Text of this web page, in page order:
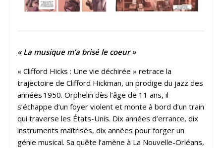
« La musique m’a brisé le coeur »
« Clifford Hicks : Une vie déchirée » retrace la
trajectoire de Clifford Hickman, un prodige du jazz des
années 1950. Orphelin dès l’âge de 11 ans, il
s’échappe d’un foyer violent et monte à bord d’un train
qui traverse les États-Unis. Dix années d’errance, dix
instruments maîtrisés, dix années pour forger un
génie musical. Sa quête l’amène à La Nouvelle-Orléans,